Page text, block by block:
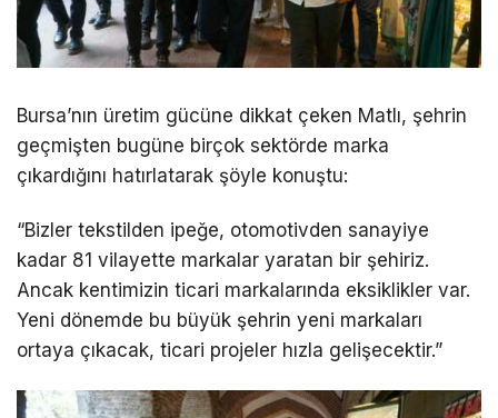
Bursa’nın üretim gücüne dikkat çeken Matlı, şehrin
geçmişten bugüne birçok sektörde marka
çıkardığını hatırlatarak şöyle konuştu:
“Bizler tekstilden ipeğe, otomotivden sanayiye
kadar 81 vilayette markalar yaratan bir şehiriz.
Ancak kentimizin ticari markalarında eksiklikler var.
Yeni dönemde bu büyük şehrin yeni markaları
ortaya çıkacak, ticari projeler hızla gelişecektir.”